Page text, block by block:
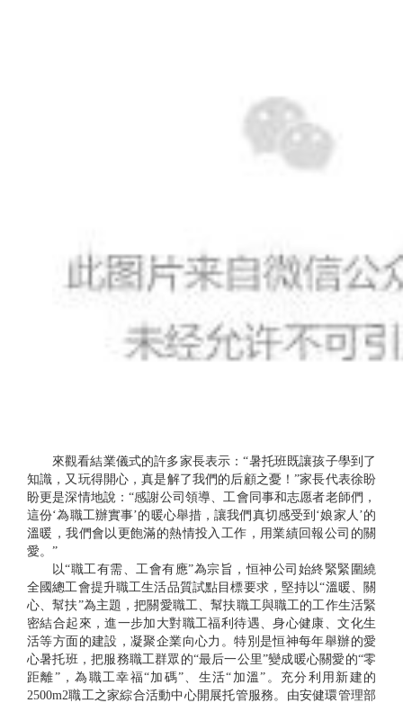
來觀看結業儀式的許多家長表示：“暑托班既讓孩子學到了
知識，又玩得開心，真是解了我們的后顧之憂！”家長代表徐盼
盼更是深情地說：“感謝公司領導、工會同事和志愿者老師們，
這份‘為職工辦實事’的暖心舉措，讓我們真切感受到‘娘家人’的
溫暖，我們會以更飽滿的熱情投入工作，用業績回報公司的關
愛。”
以“職工有需、工會有應”為宗旨，恒神公司始終緊緊圍繞
全國總工會提升職工生活品質試點目標要求，堅持以“溫暖、關
心、幫扶”為主題，把關愛職工、幫扶職工與職工的工作生活緊
密結合起來，進一步加大對職工福利待遇、身心健康、文化生
活等方面的建設，凝聚企業向心力。特別是恒神每年舉辦的愛
心暑托班，把服務職工群眾的“最后一公里”變成暖心關愛的“零
距離”，為職工幸福“加碼”、生活“加溫”。充分利用新建的
2500m2職工之家綜合活動中心開展托管服務。由安健環管理部